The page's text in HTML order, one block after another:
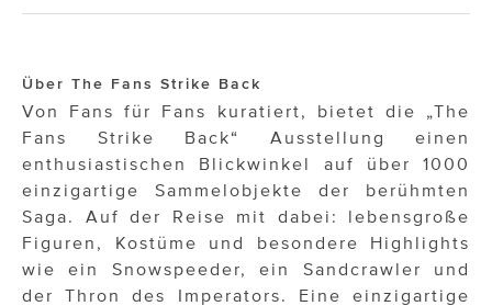
Über The Fans Strike Back
Von Fans für Fans kuratiert, bietet die „The
Fans Strike Back“ Ausstellung einen
enthusiastischen Blickwinkel auf über 1000
einzigartige Sammelobjekte der berühmten
Saga. Auf der Reise mit dabei: lebensgroße
Figuren, Kostüme und besondere Highlights
wie ein Snowspeeder, ein Sandcrawler und
der Thron des Imperators. Eine einzigartige